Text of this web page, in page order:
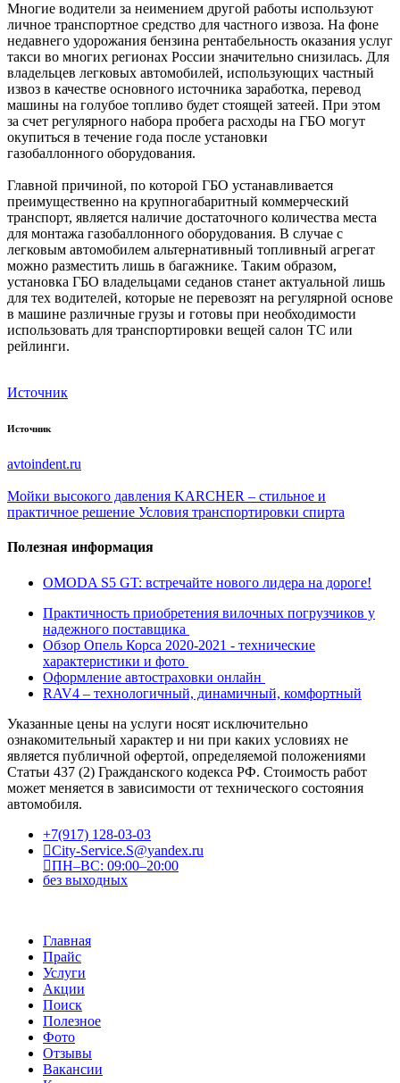
Многие водители за неимением другой работы используют
личное транспортное средство для частного извоза. На фоне
недавнего удорожания бензина рентабельность оказания услуг
такси во многих регионах России значительно снизилась. Для
владельцев легковых автомобилей, использующих частный
извоз в качестве основного источника заработка, перевод
машины на голубое топливо будет стоящей затеей. При этом
за счет регулярного набора пробега расходы на ГБО могут
окупиться в течение года после установки
газобаллонного оборудования.
Главной причиной, по которой ГБО устанавливается
преимущественно на крупногабаритный коммерческий
транспорт, является наличие достаточного количества места
для монтажа газобаллонного оборудования. В случае с
легковым автомобилем альтернативный топливный агрегат
можно разместить лишь в багажнике. Таким образом,
установка ГБО владельцами седанов станет актуальной лишь
для тех водителей, которые не перевозят на регулярной основе
в машине различные грузы и готовы при необходимости
использовать для транспортировки вещей салон ТС или
рейлинги.
Источник
Источник
avtoindent.ru
Мойки высокого давления KARCHER – стильное и
практичное решение Условия транспортировки спирта
Полезная информация
OMODA S5 GT: встречайте нового лидера на дороге!
Практичность приобретения вилочных погрузчиков у
надежного поставщика
Обзор Опель Корса 2020-2021 - технические
характеристики и фото
Оформление автостраховки онлайн
RAV4 – технологичный, динамичный, комфортный
Указанные цены на услуги носят исключительно
ознакомительный характер и ни при каких условиях не
является публичной офертой, определяемой положениями
Статьи 437 (2) Гражданского кодекса РФ. Стоимость работ
может меняется в зависимости от технического состояния
автомобиля.
+7(917) 128-03-03
City-Service.S@yandex.ru
ПН–ВС: 09:00–20:00
без выходных
Главная
Прайс
Услуги
Акции
Поиск
Полезное
Фото
Отзывы
Вакансии